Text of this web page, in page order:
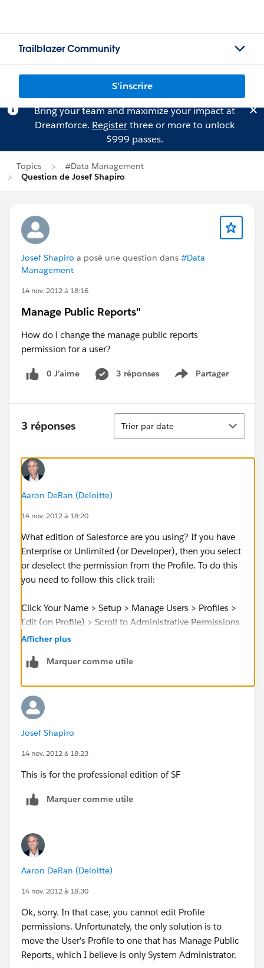
Trailblazer Community
S'inscrire
Bring your team and maximize your impact at
Dreamforce. Registerthree or more to unlock
$999 passes.
Topics
#Data Management
Question de Josef Shapiro
Josef Shapiro a posé une question dans #Data
Management
14 nov. 2012 à 18:16
Manage Public Reports"
How do i change the manage public reports
permission for a user?
0 J’aime 3 réponses Partager
Show menu
3 réponses
Tri
Trier par date
Aaron DeRan (Deloitte)
14 nov. 2012 à 18:20
What edition of Salesforce are you using? If you have
Enterprise or Unlimited (or Developer), then you select
or deselect the permission from the Profile. To do this
you need to follow this click trail:
Click Your Name > Setup > Manage Users > Profiles >
Edit (on Profile) > Scroll to Administrative Permissions
and it is about the 6th permission in the right column.
Afficher plus
Marquer comme utile
Josef Shapiro
14 nov. 2012 à 18:23
This is for the professional edition of SF
Marquer comme utile
Aaron DeRan (Deloitte)
14 nov. 2012 à 18:30
Ok, sorry. In that case, you cannot edit Profile
permissions. Unfortunately, the only solution is to
move the User's Profile to one that has Manage Public
Reports, which I believe is only System Administrator.